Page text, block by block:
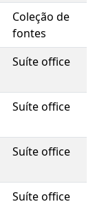
Coleção de
fontes
Suíte office
Suíte office
Suíte office
Suíte office